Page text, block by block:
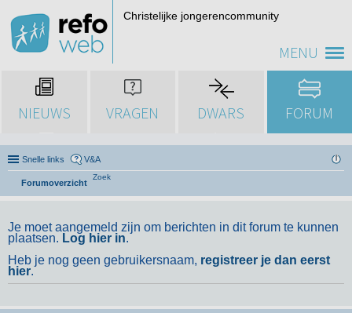
MENU
Christelijke jongerencommunity
NIEUWS VRAGEN DWARS FORUM
Snelle links V&A
Forumoverzicht
Zoek
Je moet aangemeld zijn om berichten in dit forum te kunnen
plaatsen. Log hier in.
Heb je nog geen gebruikersnaam, registreer je dan eerst
hier.